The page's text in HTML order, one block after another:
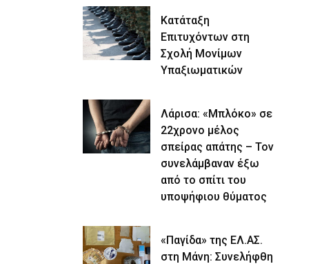
Κατάταξη
Επιτυχόντων στη
Σχολή Μονίμων
Υπαξιωματικών
Λάρισα: «Μπλόκο» σε
22χρονο μέλος
σπείρας απάτης – Τον
συνελάμβαναν έξω
από το σπίτι του
υποψήφιου θύματος
«Παγίδα» της ΕΛ.ΑΣ.
στη Μάνη: Συνελήφθη